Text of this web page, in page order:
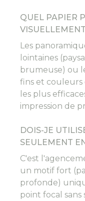
QUEL PAPIER
Les
lointaines
brumeuse) ou
fins et couleurs
les plus
impression de
DOIS-JE
SEULEMENT
C'est
un motif fort
profonde)
point focal sans